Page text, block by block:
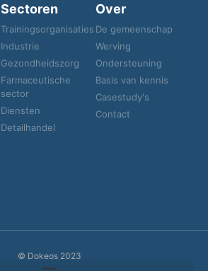
Sectoren
Trainingsorganisaties
Industrie
Gezondheidszorg
Farmaceutische
sector
Diensten
Detailhandel
Over
De gemeenschap
Werving
Ondersteuning
Basis van kennis
Casestudy's
Contact
© Dokeos 2023